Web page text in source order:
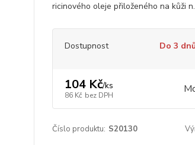
ricinového oleje přiloženého na kůži
Dostupnost Do 3
104 Kč/ks
86 Kč bez DPH
Číslo produktu: S20130